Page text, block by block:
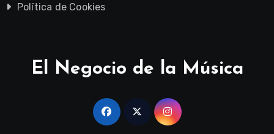
Política de Cookies
El Negocio de la Música